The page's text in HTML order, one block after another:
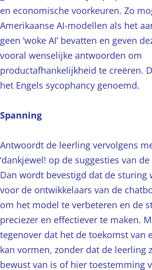
en economische voorkeuren. Zo
Amerikaanse AI-modellen als het
geen ‘woke AI’ bevatten en geven
vooral wenselijke antwoorden om
productafhankelijkheid te creëren.
het Engels sycophancy genoemd.
Spanning
Antwoordt de leerling vervolgens
‘dankjewel! op de suggesties van
Dan wordt bevestigd dat de sturing
voor de ontwikkelaars van de
om het model te verbeteren en de
preciezer en effectiever te maken.
tegenover dat het de toekomst van
kan vormen, zonder dat de leerling
bewust van is of hier toestemming